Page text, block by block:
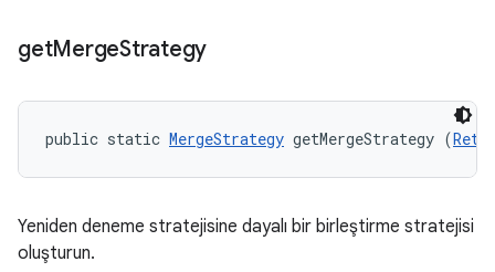
getMergeStrategy
public static MergeStrategy getMergeStrategy (
Yeniden deneme stratejisine dayalı bir birleştirme stratejisi
oluşturun.